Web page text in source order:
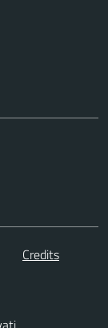
Credits